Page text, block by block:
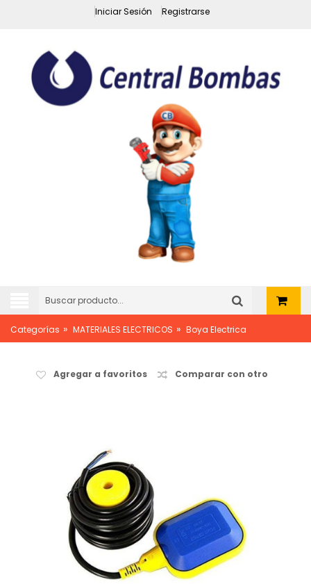
Iniciar Sesión Registrarse
Categorías » MATERIALES ELECTRICOS » Boya Electrica
Agregar a favoritos Comparar con otro